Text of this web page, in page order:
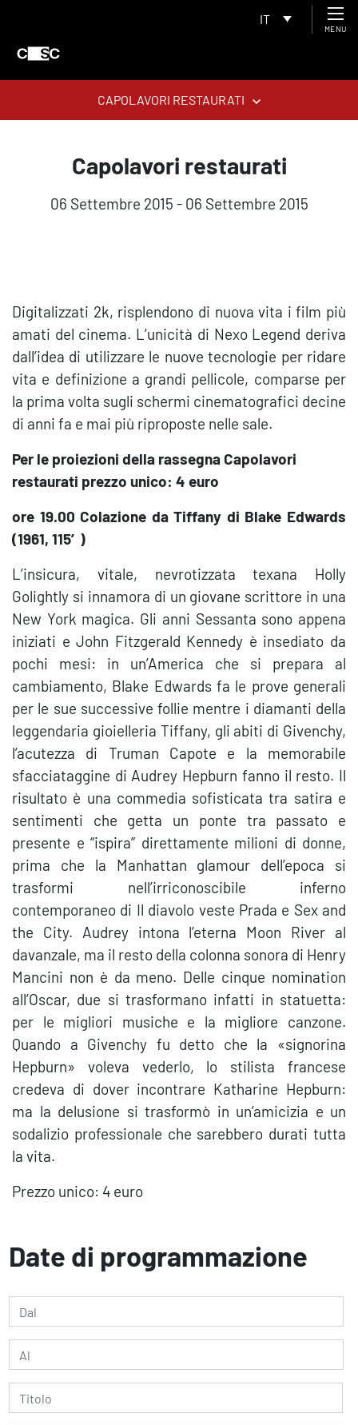
IT
MENU
CAPOLAVORI RESTAURATI
Capolavori restaurati
06 Settembre 2015 - 06 Settembre 2015
Digitalizzati 2k, risplendono di nuova vita i film più
amati del cinema. L’unicità di Nexo Legend deriva
dall’idea di utilizzare le nuove tecnologie per ridare
vita e definizione a grandi pellicole, comparse per
la prima volta sugli schermi cinematografici decine
di anni fa e mai più riproposte nelle sale.
Per le proiezioni della rassegna Capolavori
restaurati prezzo unico: 4 euro
ore 19.00 Colazione da Tiffany di Blake Edwards
(1961, 115′)
L’insicura, vitale, nevrotizzata texana Holly
Golightly si innamora di un giovane scrittore in una
New York magica. Gli anni Sessanta sono appena
iniziati e John Fitzgerald Kennedy è insediato da
pochi mesi: in un’America che si prepara al
cambiamento, Blake Edwards fa le prove generali
per le sue successive follie mentre i diamanti della
leggendaria gioielleria Tiffany, gli abiti di Givenchy,
l’acutezza di Truman Capote e la memorabile
sfacciataggine di Audrey Hepburn fanno il resto. Il
risultato è una commedia sofisticata tra satira e
sentimenti che getta un ponte tra passato e
presente e “ispira” direttamente milioni di donne,
prima che la Manhattan glamour dell’epoca si
trasformi nell’irriconoscibile inferno
contemporaneo di Il diavolo veste Prada e Sex and
the City. Audrey intona l’eterna Moon River al
davanzale, ma il resto della colonna sonora di Henry
Mancini non è da meno. Delle cinque nomination
all’Oscar, due si trasformano infatti in statuetta:
per le migliori musiche e la migliore canzone.
Quando a Givenchy fu detto che la «signorina
Hepburn» voleva vederlo, lo stilista francese
credeva di dover incontrare Katharine Hepburn:
ma la delusione si trasformò in un’amicizia e un
sodalizio professionale che sarebbero durati tutta
la vita.
Prezzo unico: 4 euro
Date di programmazione